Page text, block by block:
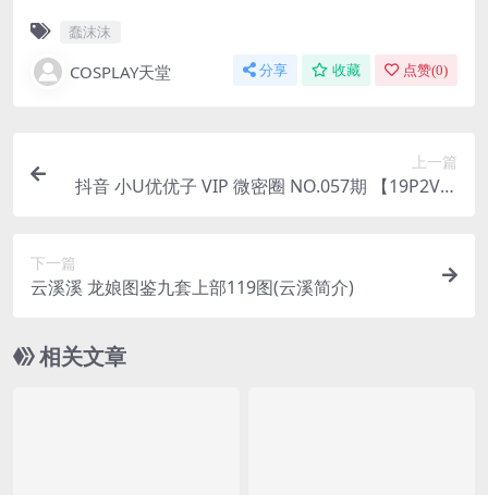
蠢沫沫
COSPLAY天堂 分享 收藏 点赞(0)
上一篇
抖音 小U优优子 VIP 微密圈 NO.057期 【19P2V】
下一篇
云溪溪 龙娘图鉴九套上部119图(云溪简介)
相关文章